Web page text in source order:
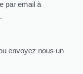
par email à
.
envoyez nous un